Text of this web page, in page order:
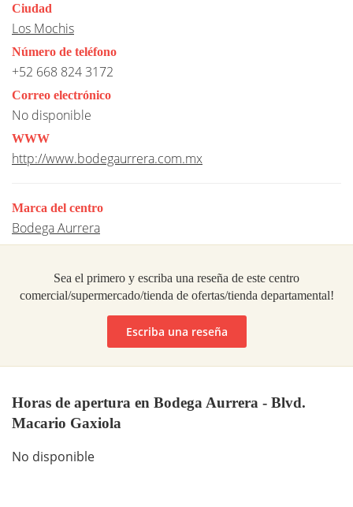
Ciudad
Los Mochis
Número de teléfono
+52 668 824 3172
Correo electrónico
No disponible
WWW
http://www.bodegaurrera.com.mx
Marca del centro
Bodega Aurrera
Sea el primero y escriba una reseña de este centro
comercial/supermercado/tienda de ofertas/tienda departamental!
Escriba una reseña
Horas de apertura en Bodega Aurrera - Blvd.
Macario Gaxiola
No disponible